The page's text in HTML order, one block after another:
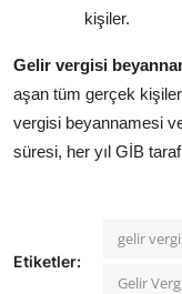
kişiler.
Gelir vergisi
aşan tüm gerçek
vergisi beyannamesi
süresi, her yıl GİB
Etiketler:
gelir
Gelir